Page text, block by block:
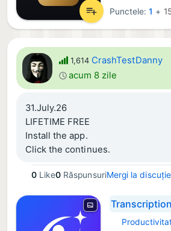
Punctele:1 +
1,614 CrashTestDanny
acum 8 zile
31.July.26
LIFETIME FREE
Install the app.
Click the continues.
Select Lifetime at the top right.
0Like0 RăspunsuriMergi la discuție
iOS Aplicații: